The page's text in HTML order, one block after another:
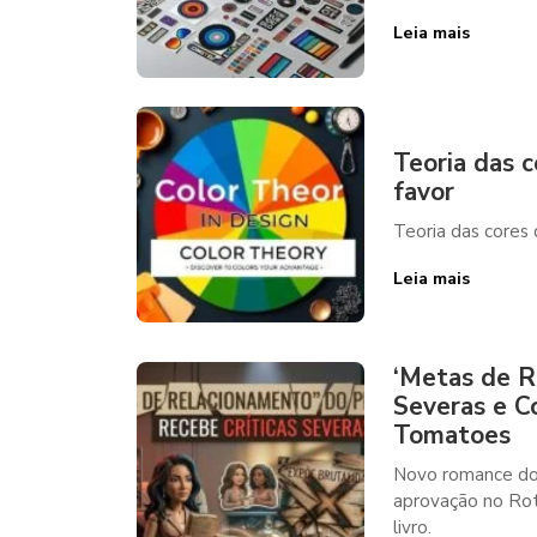
Leia mais
Teoria das
favor
Teoria das cores
Leia mais
‘Metas de
Severas e
Tomatoes
Novo romance
aprovação no
livro.